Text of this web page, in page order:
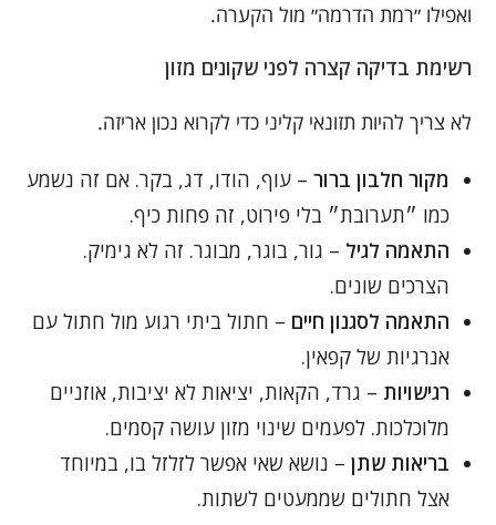
ואפילו ״רמת הדרמה״ מול הקערה.
רשימת בדיקה קצרה לפני שקונים מזון
לא צריך להיות תזונאי קליני כדי לקרוא נכון אריזה.
מקור חלבון ברור – עוף, הודו, דג, בקר. אם זה נשמע
כמו ״תערובת״ בלי פירוט, זה פחות כיף.
התאמה לגיל – גור, בוגר, מבוגר. זה לא גימיק.
הצרכים שונים.
התאמה לסגנון חיים – חתול ביתי רגוע מול חתול עם
אנרגיות של קפאין.
רגישויות – גרד, הקאות, יציאות לא יציבות, אוזניים
מלוכלכות. לפעמים שינוי מזון עושה קסמים.
בריאות שתן – נושא שאי אפשר לזלזל בו, במיוחד
אצל חתולים שממעטים לשתות.